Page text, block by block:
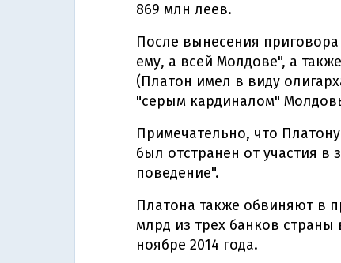
869 млн леев.
После вынесения
ему, а всей Молдове", а
(Платон имел в виду
"серым кардиналом"
Примечательно, что
был отстранен от участия в
поведение".
Платона также обвиняют в
млрд из трех банков
ноябре 2014 года.